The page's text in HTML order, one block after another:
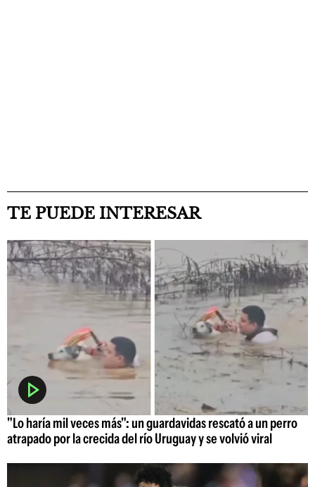
TE PUEDE INTERESAR
"Lo haría mil veces más": un guardavidas rescató a un perro
atrapado por la crecida del río Uruguay y se volvió viral